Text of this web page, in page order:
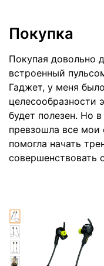
Покупка
Покупая довольно
встроенный
Гаджет, у меня
целесообразности
будет полезен. Но
превзошла все мои
помогла начать
совершенствовать